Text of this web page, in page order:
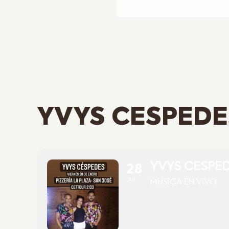
YVYS